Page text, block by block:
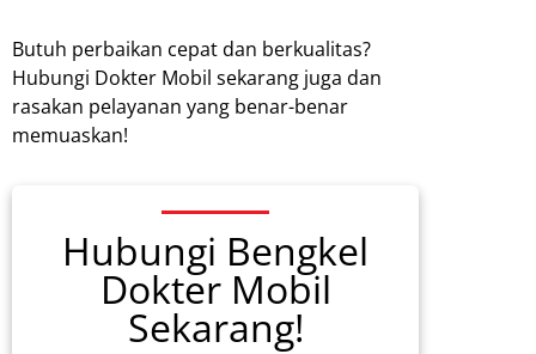
Butuh perbaikan cepat dan berkualitas?
Hubungi Dokter Mobil sekarang juga dan
rasakan pelayanan yang benar-benar
memuaskan!
Hubungi Bengkel
Dokter Mobil
Sekarang!